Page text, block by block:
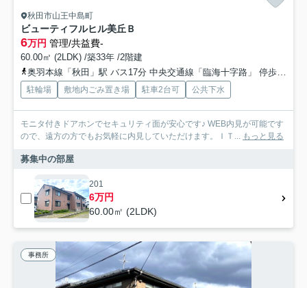
秋田市山王中島町
ビューティフルヒル美丘Ｂ
6万円 管理/共益費-
60.00㎡ (2LDK) /築33年 /2階建
奥羽本線「秋田」駅 バス17分 中央交通線「臨海十字路」 停歩5分
駐輪場 敷地内ごみ置き場 駐車2台可 公共下水
モニタ付きドアホンでセキュリティ面が安心です♪ WEB内見が可能です
ので、遠方の方でもお気軽に内見していただけます。ＩＴ... もっと見る
募集中の部屋
201
6万円
60.00㎡ (2LDK)
事務所